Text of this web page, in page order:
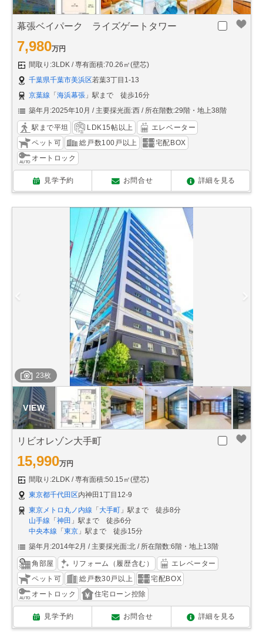
幕張ベイパーク ライズゲートタワー
7,980万円
間取り:3LDK
専有面積:70.26㎡(壁芯)
千葉県千葉市美浜区若葉3丁目1-13
京葉線 「海浜幕張 」駅まで 徒歩16分
築年月:2025年10月
主要採光面:西 所在階数:29階・地上38階
駅まで平坦 LDK15帖以上
エレベーター
ペット可
総戸数100戸以上
宅配BOX
オートロック
見学予約 お問合せ 詳細を見る
23枚
リビオレゾン大手町
15,990万円
間取り:2LDK
専有面積:50.15㎡(壁芯)
東京都千代田区内神田1丁目12-9
東京メトロ丸ノ内線 「 大手町 」駅まで 徒歩8分
山手線 「 神田 」駅まで 徒歩6分
中央本線 「 東京 」駅まで 徒歩15分
築年月:2014年2月
主要採光面:北 所在階数:6階・地上13階
角部屋 リフォーム（履歴含む）
エレベーター
ペット可
総戸数30戸以上
宅配BOX
オートロック
住宅ローン控除
見学予約 お問合せ 詳細を見る